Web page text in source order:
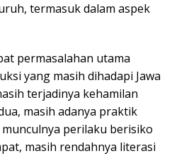
termasuk dalam aspek
permasalahan utama
yang masih dihadapi Jawa
terjadinya kehamilan
masih adanya praktik
perilaku berisiko
masih rendahnya literasi